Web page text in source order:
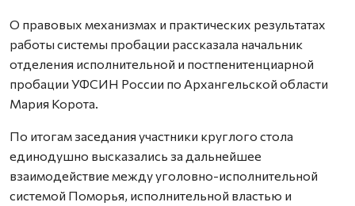
О правовых механизмах и практических результатах
работы системы пробации рассказала начальник
отделения исполнительной и постпенитенциарной
пробации УФСИН России по Архангельской области
Мария Корота.
По итогам заседания участники круглого стола
единодушно высказались за дальнейшее
взаимодействие между уголовно-исполнительной
системой Поморья, исполнительной властью и